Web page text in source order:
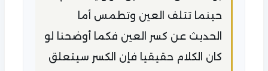
حينما تتلف العين وتطمس أما
الحديث عن كسر العين فكما أوضحنا لو
كان الكلام حقيقيا فإن الكسر سيتعلق